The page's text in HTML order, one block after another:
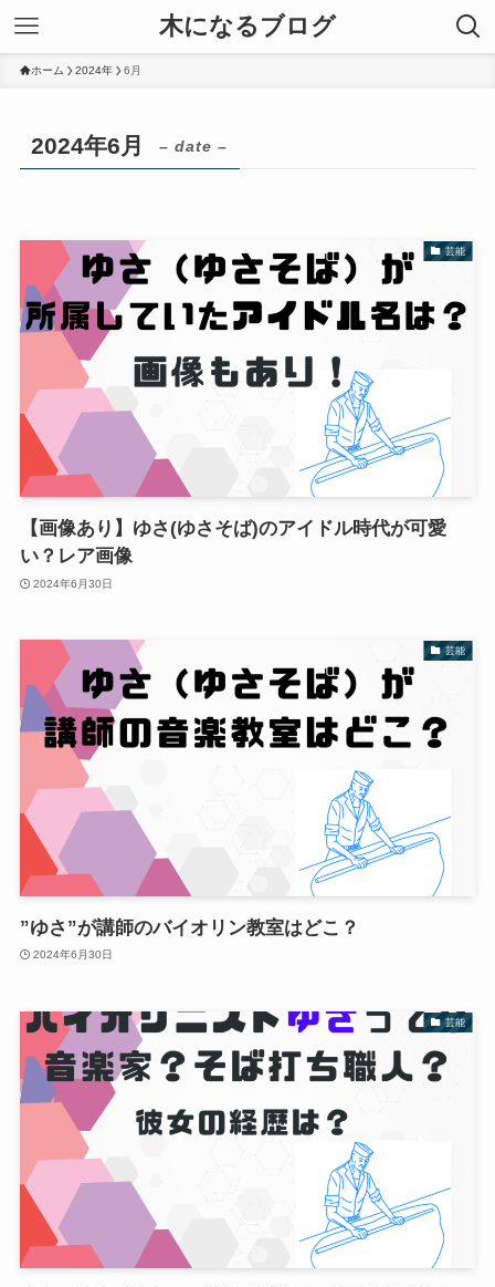
木になるブログ
ホーム 2024年 6月
2024年6月 – date –
芸能
【画像あり】ゆさ(ゆさそば)のアイドル時代が可愛
い？レア画像
2024年6月30日
芸能
”ゆさ”が講師のバイオリン教室はどこ？
2024年6月30日
芸能